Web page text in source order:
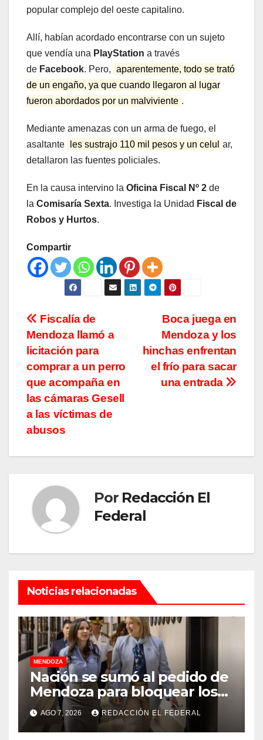
popular complejo del oeste capitalino.
Allí, habían acordado encontrarse con un sujeto
que vendía una PlayStation a través
de Facebook. Pero, aparentemente, todo se trató
de un engaño, ya que cuando llegaron al lugar
fueron abordados por un malviviente .
Mediante amenazas con un arma de fuego, el
asaltante
les sustrajo 110 mil pesos y un celul ar,
detallaron las fuentes policiales.
En la causa intervino la Oficina Fiscal Nº 2 de
la Comisaría Sexta. Investiga la Unidad Fiscal de
Robos y Hurtos.
Compartir
Navegación
de
entradas
Boca juega en
Mendoza y los
hinchas enfrentan
el frío para sacar
una entrada
Fiscalía de
Mendoza llamó a
licitación para
comprar a un perro
que acompaña en
las cámaras Gesell
a las víctimas de
abusos
Por Redacción El
Federal
Noticias relacionadas
MENDOZA
Nación se sumó al pedido de
Mendoza para bloquear los
celulares en las cárceles de
la provincia
AGO 7, 2026 REDACCIÓN EL FEDERAL